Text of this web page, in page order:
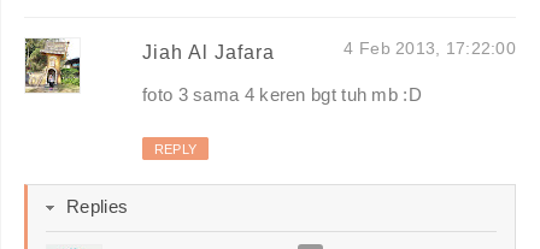
Jiah Al Jafara 4 Feb 2013, 17:22:00
foto 3 sama 4 keren bgt tuh mb :D
REPLY
Replies